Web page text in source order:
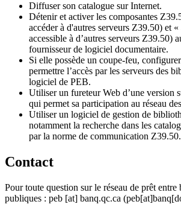
Diffuser son catalogue sur Internet.
Détenir et activer les composantes
accéder à d'autres serveurs Z39.50) et
accessible à d’autres serveurs Z39.50)
fournisseur de logiciel documentaire.
Si elle possède un coupe-feu,
permettre l’accès par les serveurs des
logiciel de PEB.
Utiliser un fureteur Web d’une version
qui permet sa participation au réseau
Utiliser un logiciel de gestion de
notamment la recherche dans les
par la norme de communication Z39.50.
Contact
Pour toute question sur le réseau de prêt entre
publiques : peb [at] banq.qc.ca